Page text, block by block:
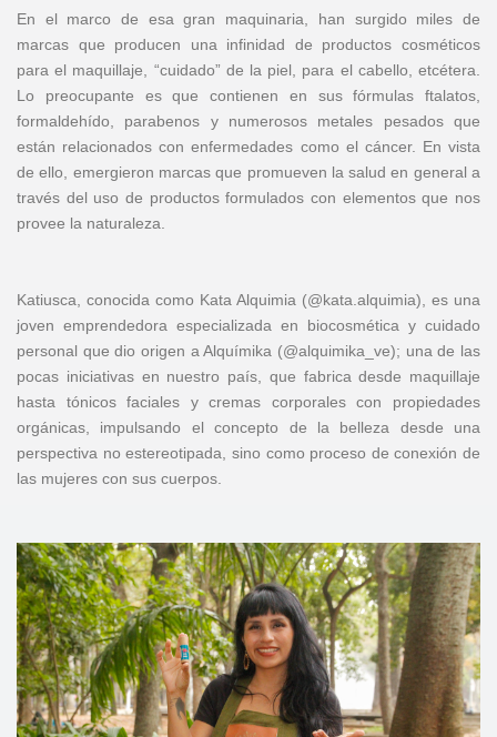
En el marco de esa gran maquinaria, han surgido miles de
marcas que producen una infinidad de productos cosméticos
para el maquillaje, “cuidado” de la piel, para el cabello, etcétera.
Lo preocupante es que contienen en sus fórmulas ftalatos,
formaldehído, parabenos y numerosos metales pesados que
están relacionados con enfermedades como el cáncer. En vista
de ello, emergieron marcas que promueven la salud en general a
través del uso de productos formulados con elementos que nos
provee la naturaleza.
Katiusca, conocida como Kata Alquimia (@kata.alquimia), es una
joven emprendedora especializada en biocosmética y cuidado
personal que dio origen a Alquímika (@alquimika_ve); una de las
pocas iniciativas en nuestro país, que fabrica desde maquillaje
hasta tónicos faciales y cremas corporales con propiedades
orgánicas, impulsando el concepto de la belleza desde una
perspectiva no estereotipada, sino como proceso de conexión de
las mujeres con sus cuerpos.